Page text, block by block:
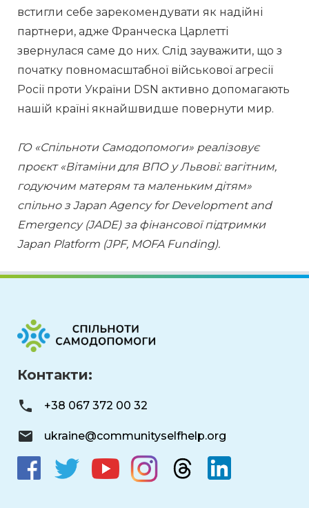
встигли себе зарекомендувати як надійні
партнери, адже Франческа Царлетті
звернулася саме до них. Слід зауважити, що з
початку повномасштабної військової агресії
Росії проти України DSN активно допомагають
нашій країні якнайшвидше повернути мир.
ГО «Спільноти Самодопомоги» реалізовує
проєкт «Вітаміни для ВПО у Львові: вагітним,
годуючим матерям та маленьким дітям»
спільно з Japan Agency for Development and
Emergency (JADE) за фінансової підтримки
Japan Platform (JPF, MOFA Funding).
Контакти:
+38 067 372 00 32
ukraine@communityselfhelp.org